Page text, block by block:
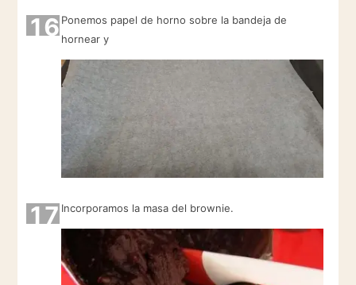
16 Ponemos papel de horno sobre la bandeja de
hornear y
17 Incorporamos la masa del brownie.